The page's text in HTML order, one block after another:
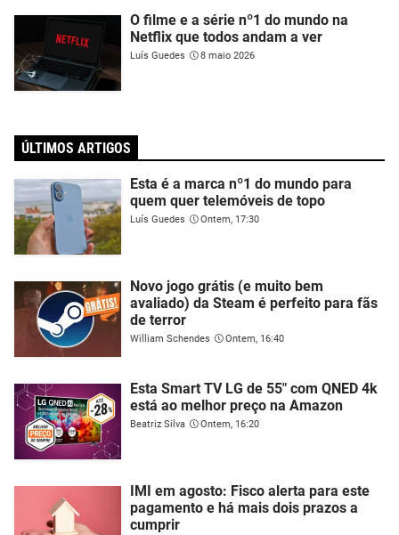
O filme e a série nº1 do mundo na
Netflix que todos andam a ver
Luís Guedes 8 maio 2026
ÚLTIMOS ARTIGOS
Esta é a marca nº1 do mundo para
quem quer telemóveis de topo
Luís Guedes Ontem, 17:30
Novo jogo grátis (e muito bem
avaliado) da Steam é perfeito para fãs
de terror
William Schendes Ontem, 16:40
Esta Smart TV LG de 55" com QNED 4k
está ao melhor preço na Amazon
Beatriz Silva Ontem, 16:20
IMI em agosto: Fisco alerta para este
pagamento e há mais dois prazos a
cumprir